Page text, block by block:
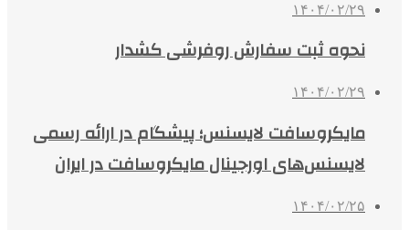
۱۴۰۴/۰۲/۲۹
نحوه ثبت سفارش روفرشی کشدار
۱۴۰۴/۰۲/۲۹
مایکروسافت لایسنس؛ پیشگام در ارائه رسمی
لایسنس‌های اورجینال مایکروسافت در ایران
۱۴۰۴/۰۲/۲۵